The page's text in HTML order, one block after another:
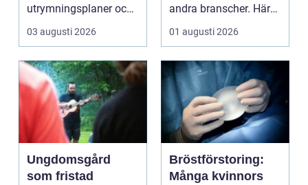
utrymningsplaner och
röda brandsläckare på
vägga...
03 augusti 2026
andra branscher. Här
påverkar varje bes...
01 augusti 2026
Ungdomsgård
som fristad
Bröstförstoring:
Många kvinnors